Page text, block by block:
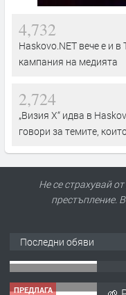
4,732
Haskovo.NET вече е и
кампания на медията
2,724
„Визия Х“ идва в
говори за темите,
Не се страхувай
престъпление.
Последни обяви